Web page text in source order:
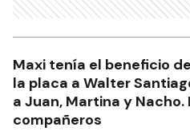
Maxi tenía el beneficio
la placa a Walter
a Juan, Martina y
compañeros